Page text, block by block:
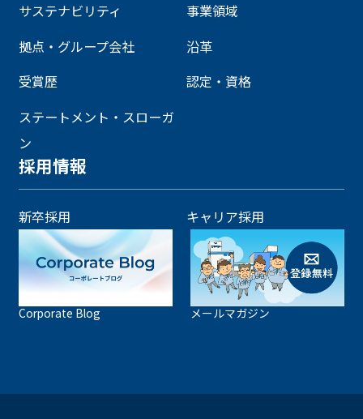
サステナビリティ
事業領域
拠点・グループ会社
沿革
受賞歴
認定・資格
ステートメント・スローガ
ン
採用情報
新卒採用 キャリア採用
Corporate Blog メールマガジン